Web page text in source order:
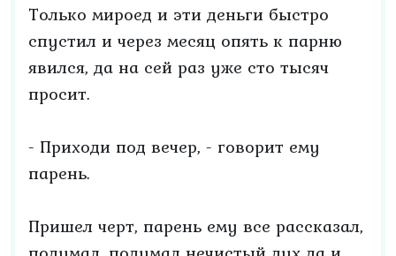
Только мироед и эти деньги быстро
спустил и через месяц опять к парню
явился, да на сей раз уже сто тысяч
просит.
- Приходи под вечер, - говорит ему
парень.
Пришел черт, парень ему все рассказал,